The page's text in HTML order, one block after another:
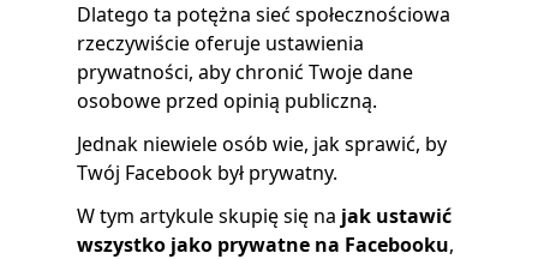
Dlatego ta potężna sieć społecznościowa
rzeczywiście oferuje ustawienia
prywatności, aby chronić Twoje dane
osobowe przed opinią publiczną.
Jednak niewiele osób wie, jak sprawić, by
Twój Facebook był prywatny.
W tym artykule skupię się na jak ustawić
wszystko jako prywatne na Facebooku,